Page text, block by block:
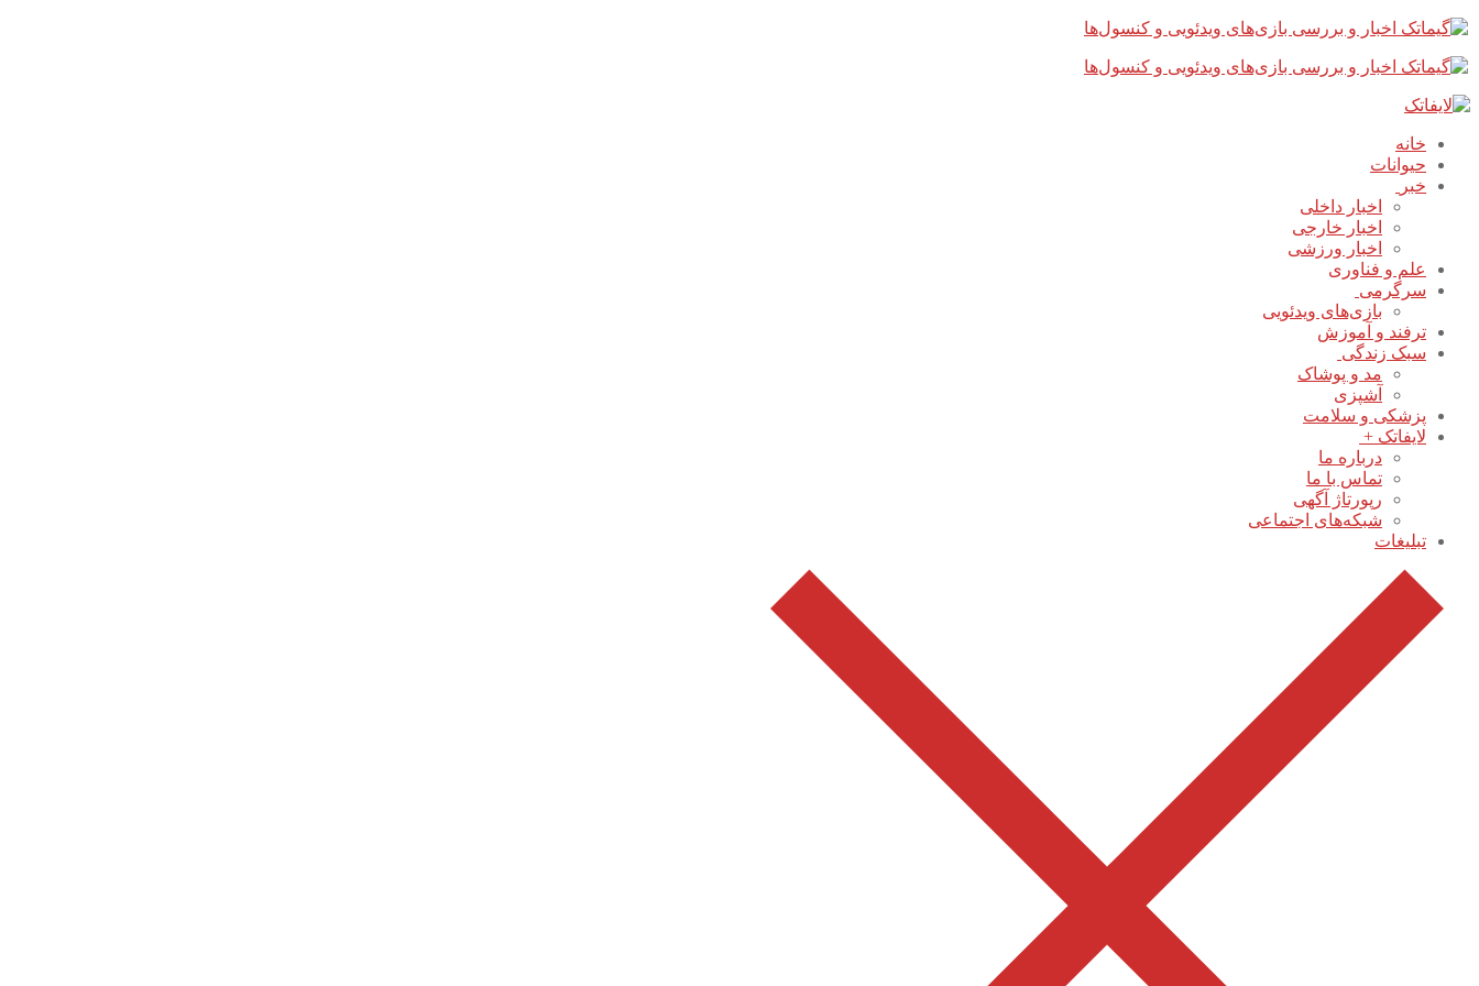
پرش
محتوا
فهرست
بستن
خانه
حیوانات
خبر
اخبار داخلی
اخبار خارجی
اخبار ورزشی
علم و فناوری
سرگرمی
بازی‌های ویدئویی
ترفند و آموزش
سبک زندگی
مد و پوشاک
آشپزی
پزشکی و سلامت
لایفاتک +
درباره ما
تماس با ما
رپورتاژ آگهی
شبکه‌های اجتماعی
تبلیغات